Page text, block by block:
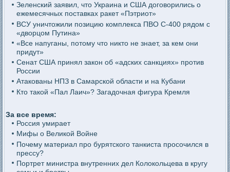
Зеленский заявил, что Украина и США договорились о
ежемесячных поставках ракет «Пэтриот»
ВСУ уничтожили позицию комплекса ПВО С-400 рядом с
«дворцом Путина»
«Все напуганы, потому что никто не знает, за кем они
придут»
Сенат США принял закон об «адских санкциях» против
России
Атакованы НПЗ в Самарской области и на Кубани
Кто такой «Пал Лаич»? Загадочная фигура Кремля
За все время:
Россия умирает
Мифы о Великой Войне
Почему материал про бурятского танкиста просочился в
прессу?
Портрет министра внутренних дел Колокольцева в кругу